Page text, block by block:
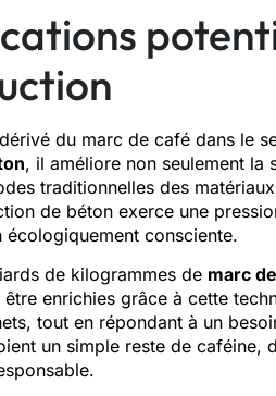
du marc de café dans le
, il améliore non seulement la
traditionnelles des
de béton exerce une
écologiquement consciente.
de kilogrammes de marc
enrichies grâce à cette
tout en répondant à un
un simple reste de caféine,